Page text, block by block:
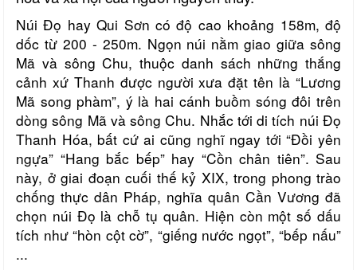
Núi Đọ hay Qui Sơn có độ cao khoảng 158m, độ
dốc từ 200 - 250m. Ngọn núi nằm giao giữa sông
Mã và sông Chu, thuộc danh sách những thắng
cảnh xứ Thanh được người xưa đặt tên là “Lương
Mã song phàm”, ý là hai cánh buồm sóng đôi trên
dòng sông Mã và sông Chu. Nhắc tới di tích núi Đọ
Thanh Hóa, bất cứ ai cũng nghĩ ngay tới “Đồi yên
ngựa” “Hang bắc bếp” hay “Cồn chân tiên”. Sau
này, ở giai đoạn cuối thế kỷ XIX, trong phong trào
chống thực dân Pháp, nghĩa quân Cần Vương đã
chọn núi Đọ là chỗ tụ quân. Hiện còn một số dấu
tích như “hòn cột cờ”, “giếng nước ngọt”, “bếp nấu”
...